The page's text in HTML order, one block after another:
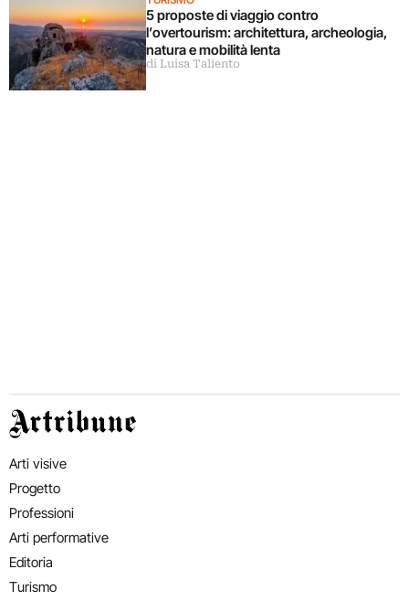
5 proposte di viaggio contro
l’overtourism: architettura, archeologia,
natura e mobilità lenta
di Luisa Taliento
Artribune
Arti visive
Progetto
Professioni
Arti performative
Editoria
Turismo